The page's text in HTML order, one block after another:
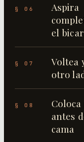
§ 06
Aspira
el
§ 07
Voltea
otro
§ 08
antes
cama